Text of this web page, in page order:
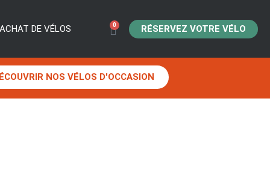
ACHAT DE VÉLOS 0 RÉSERVEZ VOTRE VÉLO
NOS VÉLOS D'OCCASION